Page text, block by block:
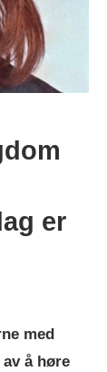
er
med
å høre